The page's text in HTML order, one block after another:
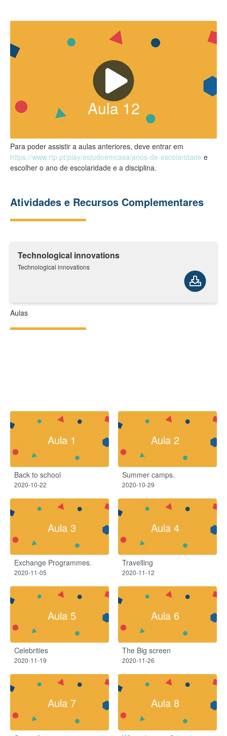
Aula12
Para poder assistir a aulas anteriores, deve entrar em
https://www.rtp.pt/play/estudoemcasa/anos-de-escolaridade e
escolher o ano de escolaridade e a disciplina.
Atividades e Recursos Complementares
Technological innovations
Technological innovations
Aulas
Aula 1
Back to school
2020-10-22
Aula 2
Summer camps.
2020-10-29
Aula 3
Exchange Programmes.
2020-11-05
Aula 4
Travelling
2020-11-12
Aula 5
Celebrities
2020-11-19
Aula 6
The Big screen
2020-11-26
Aula 7 Aula 8